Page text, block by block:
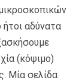
αδύνατα
(κόψιμο)
Μία σελίδα